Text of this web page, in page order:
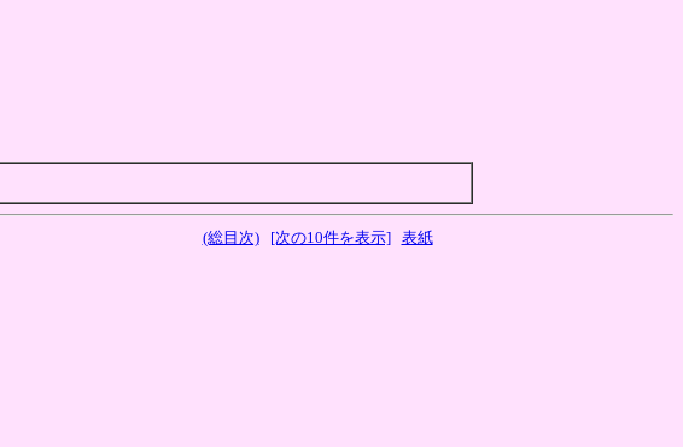
(総目次) [次の10件を表示] 表紙